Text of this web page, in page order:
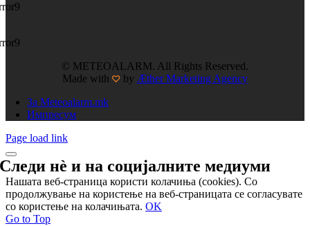
© METEOALARM. All Rights Reserved.
Made with
by Æther Marketing Agency
За Meteoalarm.mk
Импресум
Page load link
Следи нѐ и насоцијалните медиуми
Нашата веб-страница користи колачиња (cookies). Со
продолжување на користење на веб-страницата се согласувате
со користење на колачињата. OK
Go to Top